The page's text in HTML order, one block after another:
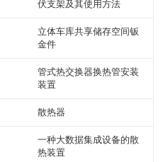
伏支架及其使用方法
立体车库共享储存空间钣
金件
管式热交换器换热管安装
装置
散热器
一种大数据集成设备的散
热装置